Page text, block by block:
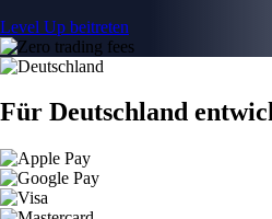
Level Up beitreten
Für Deutschland